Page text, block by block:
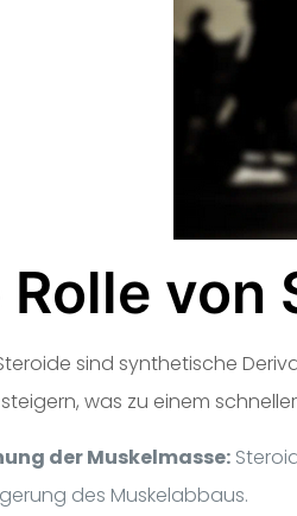
Rolle
sind synthetische
was zu einem
der Muskelmasse:
des Muskelabbaus.